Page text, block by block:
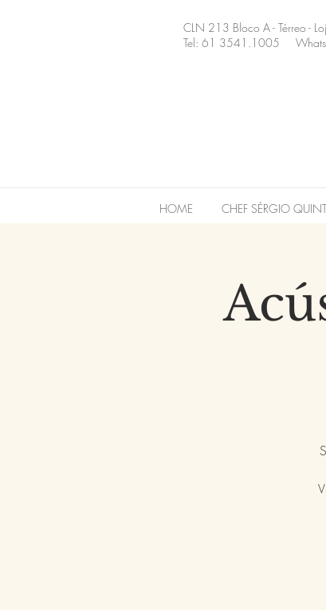
CLN 213 Bloco A - Térreo -
Tel: 61 3541.1005
HOME CHEF SÉRGIO